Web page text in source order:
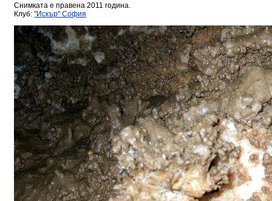
Снимката е правена 2011 година.
Клуб: "Искър" София